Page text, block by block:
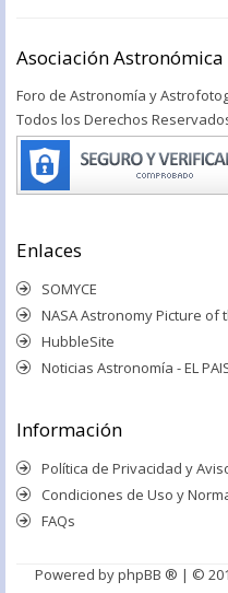
Asociación
Foro de Astronomía y
Todos los Derechos
Enlaces
SOMYCE
NASA Astronomy Picture of
HubbleSite
Noticias Astronomía - EL
Información
Política de Privacidad y
Condiciones de Uso y
FAQs
Powered byphpBB ® | ©